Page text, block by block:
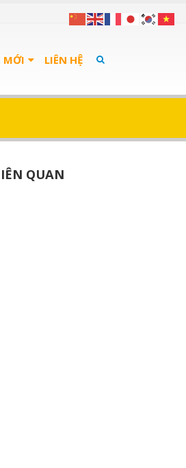
MỚI LIÊN HỆ
QUAN